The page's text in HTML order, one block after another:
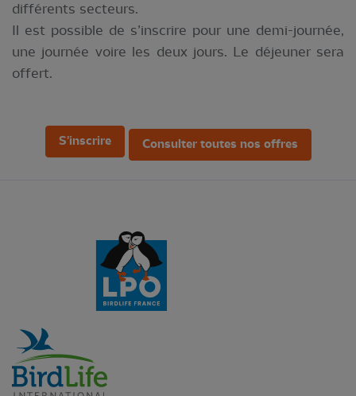
différents secteurs.
Il est possible de s’inscrire pour une demi-journée,
une journée voire les deux jours. Le déjeuner sera
offert.
S'inscrire Consulter toutes nos offres